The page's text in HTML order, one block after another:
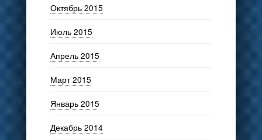
Октябрь 2015
Июль 2015
Апрель 2015
Март 2015
Январь 2015
Декабрь 2014